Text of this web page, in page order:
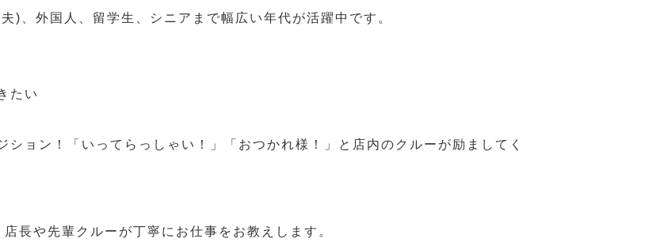
)、外国人、留学生、シニアまで幅広い年代が活躍中です。
たい
ション！「いってらっしゃい！」「おつかれ様！」と店内のクルーが励ましてく
長や先輩クルーが丁寧にお仕事をお教えします。